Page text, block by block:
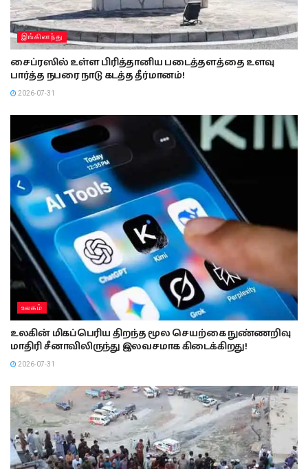
இங்கிலாந்து
சைப்ரஸில் உள்ள பிரித்தானிய படைத்தளத்தை உளவு
பார்த்த நபரை நாடு கடத்த தீர்மானம்!
2026-07-31
உலகம்
உலகின் மிகப்பெரிய திறந்த மூல செயற்கை நுண்ணறிவு
மாதிரி சீனாவிலிருந்து இலவசமாக கிடைக்கிறது!
2026-07-31